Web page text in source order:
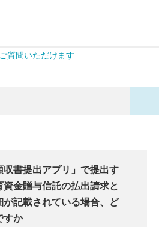
質問いただけます
収書提出アプリ」で提出す
金贈与信託の払出請求と
が記載されている場合、ど
すか